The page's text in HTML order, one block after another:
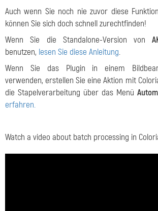
Auch wenn Sie noch nie zuvor diese
können Sie sich doch schnell zurechtfinden!
Wenn Sie die Standalone-Version von
benutzen, lesen Sie diese Anleitung.
Wenn Sie das Plugin in einem
verwenden, erstellen Sie eine Aktion mit
die Stapelverarbeitung über das Menü
erfahren.
Watch a video about batch processing in